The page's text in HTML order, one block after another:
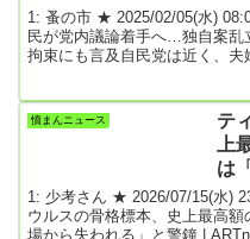
1: 蚤の市 ★ 2025/02/05(水)
民が党内議論着手へ…独自案乱
拘束にも言及自民党は近く、
賛成派と慎重派で割れている
る。「氏制度は家族の形にも
理しながら進めてもらいたい
憤まんニュース
テ
上
は
鐘
1: 少考さん ★ 2026/07/15(水)
ウルスの骨格標本、史上最高
場から失われる」と警鐘 |